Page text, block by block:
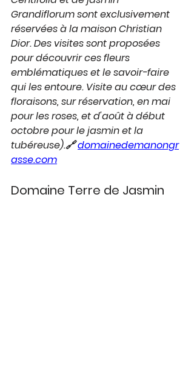
Grandiflorum sont exclusivement
réservées à la maison Christian
Dior. Des visites sont proposées
pour découvrir ces fleurs
emblématiques et le savoir-faire
qui les entoure. Visite au cœur des
floraisons, sur réservation, en mai
pour les roses, et d'août à début
octobre pour le jasmin et la
tubéreuse).🔗 domainedemanongr
asse.com
Domaine Terre de Jasmin